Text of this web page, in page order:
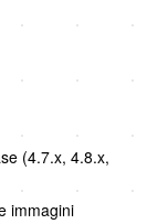
(4.7.x, 4.8.x,
immagini